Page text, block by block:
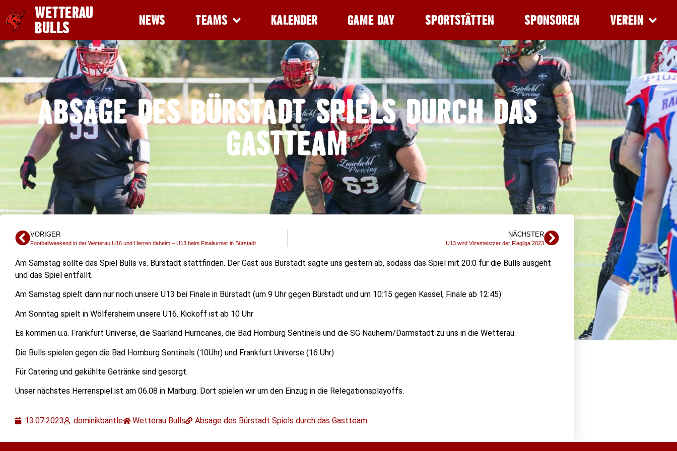
WETTERAU
BULLS NEWS TEAMS KALENDER GAME DAY SPORTSTÄTTEN SPONSOREN VEREIN
ABSAGE DES BÜRSTADT SPIELS DURCH DAS
GASTTEAM
VORIGER
Footballweekend in der Wetterau U16 und Herren daheim – U13 beim Finalturnier in Bürstadt
NÄCHSTER
U13 wird Vizemeistzer der Flagliga 2023
Am Samstag sollte das Spiel Bulls vs. Bürstadt stattfinden. Der Gast aus Bürstadt sagte uns gestern ab, sodass das Spiel mit 20:0 für die Bulls ausgeht
und das Spiel entfällt.
Am Samstag spielt dann nur noch unsere U13 bei Finale in Bürstadt (um 9 Uhr gegen Bürstadt und um 10:15 gegen Kassel, Finale ab 12:45)
Am Sonntag spielt in Wölfersheim unsere U16. Kickoff ist ab 10 Uhr
Es kommen u.a. Frankfurt Universe, die Saarland Hurricanes, die Bad Homburg Sentinels und die SG Nauheim/Darmstadt zu uns in die Wetterau.
Die Bulls spielen gegen die Bad Homburg Sentinels (10Uhr) und Frankfurt Universe (16 Uhr)
Für Catering und gekühlte Getränke sind gesorgt.
Unser nächstes Herrenspiel ist am 06.08 in Marburg. Dort spielen wir um den Einzug in die Relegationsplayoffs.
13.07.2023 dominikbantle Wetterau Bulls Absage des Bürstadt Spiels durch das Gastteam